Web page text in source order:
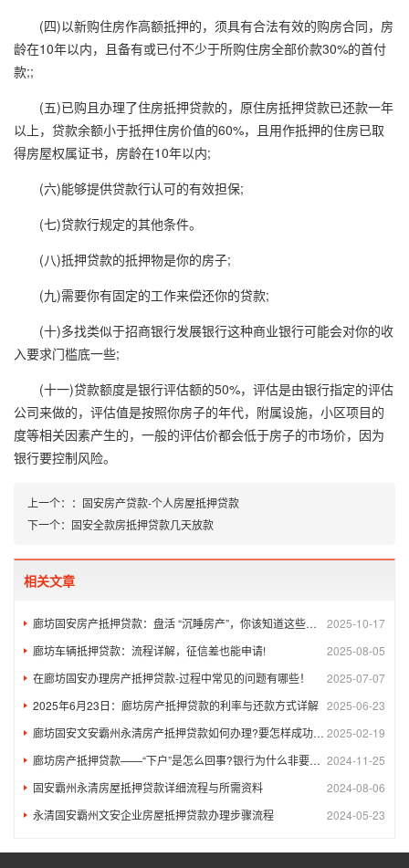
(四)以新购住房作高额抵押的，须具有合法有效的购房合同，房
龄在10年以内，且备有或已付不少于所购住房全部价款30%的首付
款;;
(五)已购且办理了住房抵押贷款的，原住房抵押贷款已还款一年
以上，贷款余额小于抵押住房价值的60%，且用作抵押的住房已取
得房屋权属证书，房龄在10年以内;
(六)能够提供贷款行认可的有效担保;
(七)贷款行规定的其他条件。
(八)抵押贷款的抵押物是你的房子;
(九)需要你有固定的工作来偿还你的贷款;
(十)多找类似于招商银行发展银行这种商业银行可能会对你的收
入要求门槛底一些;
(十一)贷款额度是银行评估额的50%，评估是由银行指定的评估
公司来做的，评估值是按照你房子的年代，附属设施，小区项目的
度等相关因素产生的，一般的评估价都会低于房子的市场价，因为
银行要控制风险。
上一个： ： 固安房产贷款-个人房屋抵押贷款
下一个： 固安全款房抵押贷款几天放款
相关文章
2025-10-17
廊坊固安房产抵押贷款：盘活 “沉睡房产”，你该知道这些关键信息
2025-08-05
廊坊车辆抵押贷款：流程详解，征信差也能申请!
2025-07-07
在廊坊固安办理房产抵押贷款-过程中常见的问题有哪些！
2025-06-23
2025年6月23日：廊坊房产抵押贷款的利率与还款方式详解​
2025-02-19
廊坊固安文安霸州永清房产抵押贷款如何办理?要怎样成功申请?
2024-11-25
廊坊房产抵押贷款——“下户”是怎么回事?银行为什么非要跑一趟看看?
2024-08-06
固安霸州永清房屋抵押贷款详细流程与所需资料
2024-05-23
永清固安霸州文安企业房屋抵押贷款办理步骤流程